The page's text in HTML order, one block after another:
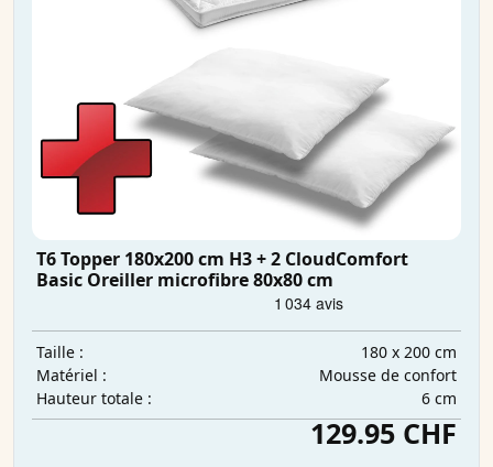
T6 Topper 180x200 cm H3 + 2 CloudComfort
Basic Oreiller microfibre 80x80 cm
Taille :
180 x 200 cm
Matériel :
Mousse de confort
Hauteur totale :
6 cm
129.95 CHF